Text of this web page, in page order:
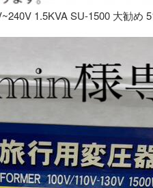
1.5KVA SU-1500 大勧め